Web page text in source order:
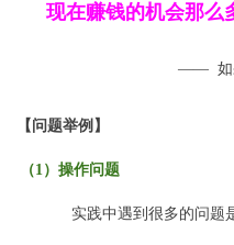
现在赚钱的机会那么
——
【问题举例】
（1）操作问题
实践中遇到很多的问题